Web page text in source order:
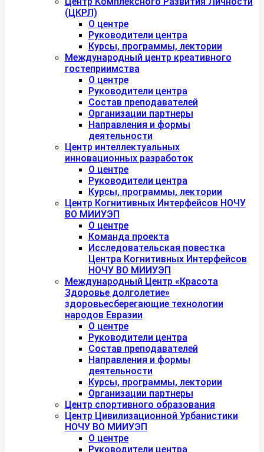
(ЦКРЛ)
О центре
Руководители центра
Курсы, программы, лектории
Международный центр креативного
гостеприимства
О центре
Руководители центра
Состав преподавателей
Организации партнеры
Направления и формы
деятельности
Центр интеллектуальных
инновационных разработок
О центре
Руководители центра
Курсы, программы, лектории
Центр Когнитивных Интерфейсов НОЧУ
ВО МИИУЭП
О центре
Команда проекта
Исследовательская повестка
Центра Когнитивных Интерфейсов
НОЧУ ВО МИИУЭП
Международный Центр «Красота
Здоровье долголетие»
здоровьесберегающие технологии
народов Евразии
О центре
Руководители центра
Состав преподавателей
Направления и формы
деятельности
Курсы, программы, лектории
Организации партнеры
Центр спортивного образования
Центр Цивилизационной Урбанистики
НОЧУ ВО МИИУЭП
О центре
Руководители центра